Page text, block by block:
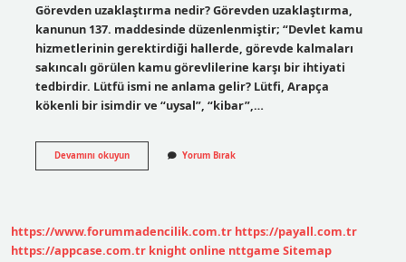
Görevden uzaklaştırma nedir? Görevden uzaklaştırma,
kanunun 137. maddesinde düzenlenmiştir; “Devlet kamu
hizmetlerinin gerektirdiği hallerde, görevde kalmaları
sakıncalı görülen kamu görevlilerine karşı bir ihtiyati
tedbirdir. Lütfü ismi ne anlama gelir? Lütfi, Arapça
kökenli bir isimdir ve “uysal”, “kibar”,…
Devamını okuyunLeçek
Ne
Yorum Bırak
https://www.forummadencilik.com.tr https://payall.com.tr
https://appcase.com.tr knight online nttgame Sitemap